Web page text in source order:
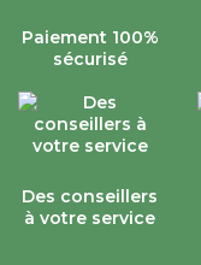
Paiement 100%
sécurisé
Des conseillers
à votre service